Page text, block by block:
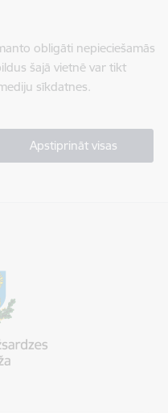
obligāti nepieciešamās
šajā vietnē var tikt
sīkdatnes.
Apstiprināt visas